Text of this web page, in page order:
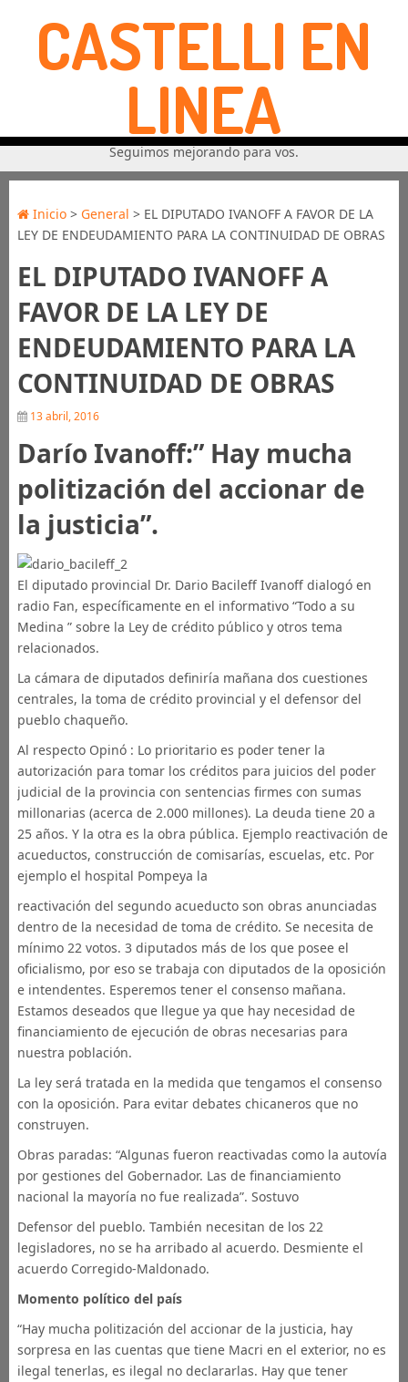
CASTELLI EN
LINEA
Seguimos mejorando para vos.
Inicio> General > EL DIPUTADO IVANOFF A FAVOR DE LA
LEY DE ENDEUDAMIENTO PARA LA CONTINUIDAD DE OBRAS
EL DIPUTADO IVANOFF A
FAVOR DE LA LEY DE
ENDEUDAMIENTO PARA LA
CONTINUIDAD DE OBRAS
13 abril, 2016
Darío Ivanoff:” Hay mucha
politización del accionar de
la justicia”.
El diputado provincial Dr. Dario Bacileff Ivanoff dialogó en
radio Fan, específicamente en el informativo “Todo a su
Medina ” sobre la Ley de crédito público y otros tema
relacionados.
La cámara de diputados definiría mañana dos cuestiones
centrales, la toma de crédito provincial y el defensor del
pueblo chaqueño.
Al respecto Opinó : Lo prioritario es poder tener la
autorización para tomar los créditos para juicios del poder
judicial de la provincia con sentencias firmes con sumas
millonarias (acerca de 2.000 millones). La deuda tiene 20 a
25 años. Y la otra es la obra pública. Ejemplo reactivación de
acueductos, construcción de comisarías, escuelas, etc. Por
ejemplo el hospital Pompeya la
reactivación del segundo acueducto son obras anunciadas
dentro de la necesidad de toma de crédito. Se necesita de
mínimo 22 votos. 3 diputados más de los que posee el
oficialismo, por eso se trabaja con diputados de la oposición
e intendentes. Esperemos tener el consenso mañana.
Estamos deseados que llegue ya que hay necesidad de
financiamiento de ejecución de obras necesarias para
nuestra población.
La ley será tratada en la medida que tengamos el consenso
con la oposición. Para evitar debates chicaneros que no
construyen.
Obras paradas: “Algunas fueron reactivadas como la autovía
por gestiones del Gobernador. Las de financiamiento
nacional la mayoría no fue realizada”. Sostuvo
Defensor del pueblo. También necesitan de los 22
legisladores, no se ha arribado al acuerdo. Desmiente el
acuerdo Corregido-Maldonado.
Momento político del país
“Hay mucha politización del accionar de la justicia, hay
sorpresa en las cuentas que tiene Macri en el exterior, no es
ilegal tenerlas, es ilegal no declararlas. Hay que tener